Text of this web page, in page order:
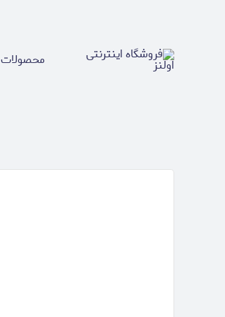
محصولات